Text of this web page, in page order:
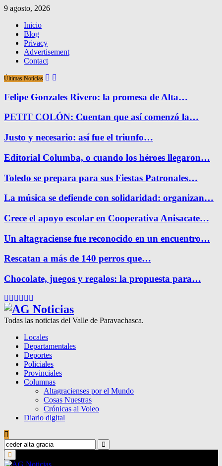
9 agosto, 2026
Inicio
Blog
Privacy
Advertisement
Contact
Últimas Noticias
Felipe Gonzales Rivero: la promesa de Alta…
PETIT COLÓN: Cuentan que así comenzó la…
Justo y necesario: así fue el triunfo…
Editorial Columba, o cuando los héroes llegaron…
Toledo se prepara para sus Fiestas Patronales…
La música se defiende con solidaridad: organizan…
Crece el apoyo escolar en Cooperativa Anisacate…
Un altagraciense fue reconocido en un encuentro…
Rescatan a más de 140 perros que…
Chocolate, juegos y regalos: la propuesta para…
Facebook
Twitter
Instagram
Pinterest
Google
Todas las noticias del Valle de Paravachasca.
Locales
Departamentales
Deportes
Policiales
Provinciales
Columnas
Altagracienses por el Mundo
Cosas Nuestras
Crónicas al Voleo
Diario digital
Search
for:
Search
Primary
Menu